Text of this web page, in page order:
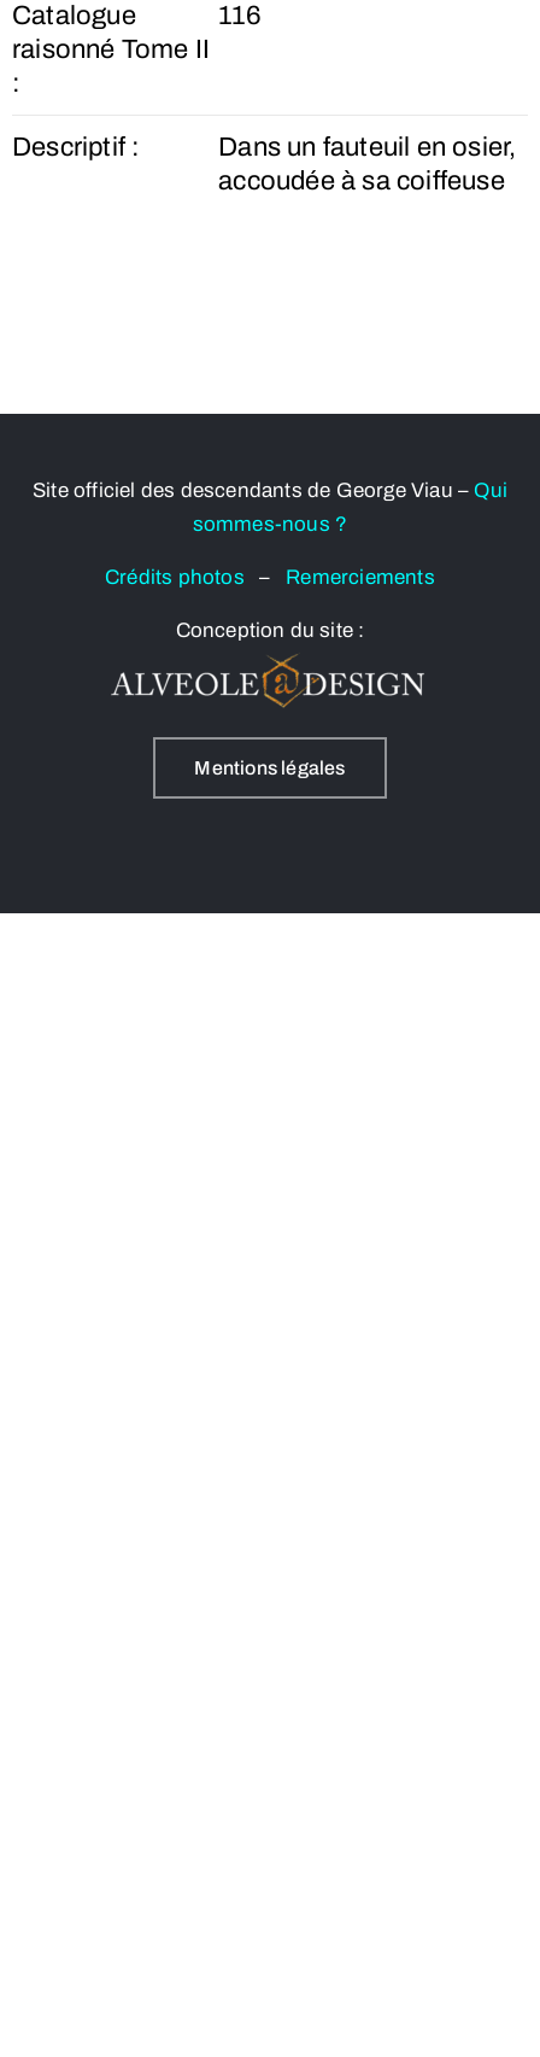
Catalogue
raisonné Tome II
:
116
Descriptif :
Dans un fauteuil en osier,
accoudée à sa coiffeuse
Site officiel des descendants de George Viau – Qui
sommes-nous ?
Crédits photos– Remerciements
Conception du site :
Mentions légales